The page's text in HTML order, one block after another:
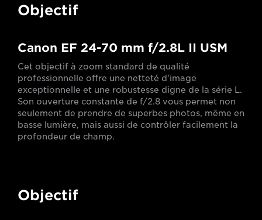
Objectif
Canon EF 24-70 mm f/2.8L II USM
Cet objectif à zoom standard de qualité
professionnelle offre une netteté d'image
exceptionnelle et une robustesse digne de la série L.
Son ouverture constante de f/2.8 vous permet non
seulement de prendre de superbes photos, même en
basse lumière, mais aussi de contrôler facilement la
profondeur de champ.
Objectif